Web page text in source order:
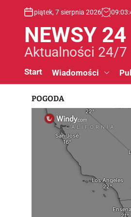
piątek, 7 sierpnia 2026 09:03:
NEWSY
Aktualności 24/7
Start Wiadomości
POGODA